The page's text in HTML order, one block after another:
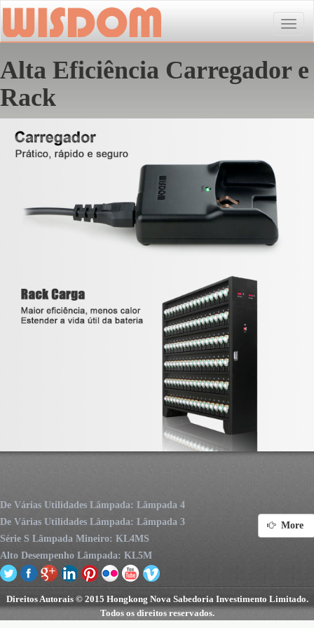
Toggle
Alta Eficiência Carregador e
Rack
De Várias Utilidades Lâmpada: Lâmpada 4
De Várias Utilidades Lâmpada: Lâmpada 3
More
Série S Lâmpada Mineiro: KL4MS
Alto Desempenho Lâmpada: KL5M
Direitos Autorais © 2015 Hongkong Nova Sabedoria Investimento Limitado.
Todos os direitos reservados.